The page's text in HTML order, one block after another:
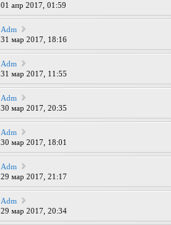
01 апр 2017, 01:59
Adm
31 мар 2017, 18:16
Adm
31 мар 2017, 11:55
Adm
30 мар 2017, 20:35
Adm
30 мар 2017, 18:01
Adm
29 мар 2017, 21:17
Adm
29 мар 2017, 20:34